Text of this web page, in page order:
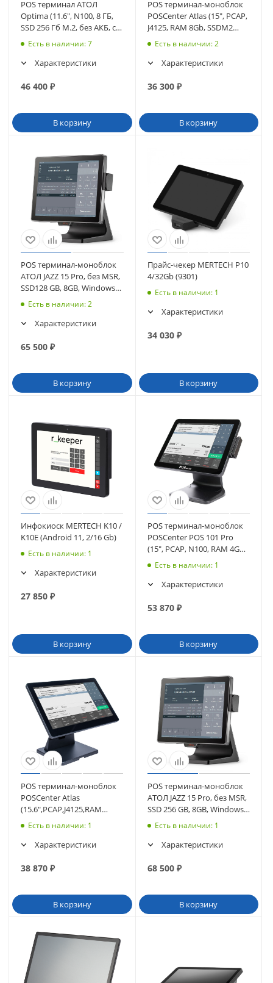
POS терминал АТОЛ
Optima (11.6", N100, 8 ГБ,
SSD 256 Гб M.2, без АКБ, с
ОС), WiFi. V8 (64794)
Есть в наличии: 7
Характеристики
46 400 ₽
В корзину
POS терминал-моноблок
POSCenter Atlas (15", PCAP,
J4125, RAM 8Gb, SSDM2
128Gb, MSR) без ОС (4194)
Есть в наличии: 2
Характеристики
36 300₽
В корзину
POS терминал-моноблок
АТОЛ JAZZ 15 Pro, без MSR,
SSD128 GB, 8GB, Windows
10 IoT. (59609)
Есть в наличии: 2
Характеристики
65 500 ₽
В корзину
Прайс-чекер MERTECH P10
4/32Gb (9301)
Есть в наличии: 1
Характеристики
34 030₽
В корзину
Инфокиоск MERTECH K10 /
K10E (Android 11, 2/16 Gb)
Есть в наличии: 1
Характеристики
27 850 ₽
В корзину
POS терминал-моноблок
POSCenter POS 101 Pro
(15", PCAP, N100, RAM 4Gb,
SSD M2 128Gb, MSR) без
Есть в наличии: 1
Характеристики
53 870₽
В корзину
POS терминал-моноблок
POSCenter Atlas
(15.6",PCAP,J4125,RAM
4Gb,SSD M2 128Gb, без
Есть в наличии: 1
Характеристики
38 870 ₽
В корзину
POS терминал-моноблок
АТОЛ JAZZ 15 Pro, без MSR,
SSD 256 GB, 8GB, Windows
10 IoT (61270)
Есть в наличии: 1
Характеристики
68 500₽
В корзину